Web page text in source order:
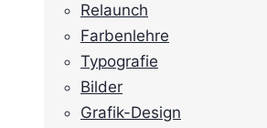
Relaunch
Farbenlehre
Typografie
Bilder
Grafik-Design